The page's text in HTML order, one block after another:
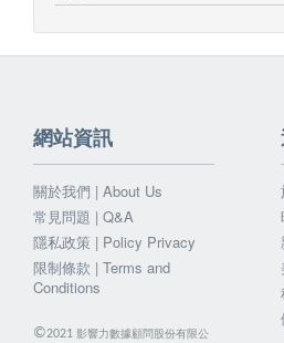
網站資訊
關於我們 | About Us
常見問題 | Q&A
隱私政策 | Policy Privacy
限制條款 | Terms and
Conditions
©2021 影響力數據顧問股份有限公